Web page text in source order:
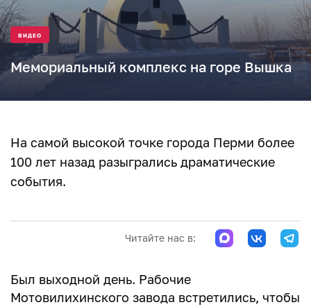
ВИДЕО
Мемориальный комплекс на горе Вышка
На самой высокой точке города Перми более
100 лет назад разыгрались драматические
события.
Читайте нас в:
Был выходной день. Рабочие
Мотовилихинского завода встретились, чтобы